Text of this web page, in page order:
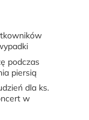
podczas
piersią
dla ks.
w